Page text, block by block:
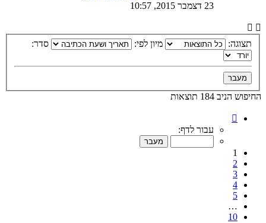
23 דצמבר 2015, 10:57
תצוגה: מיון לפי: סדר:
החיפוש הניב 184 תוצאות
מתוך
עבור לדף:
1
2
3
4
5
…
10